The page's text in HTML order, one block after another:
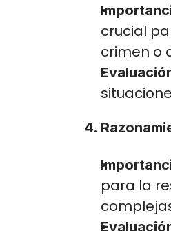
crucial
crimen o
4.
para la